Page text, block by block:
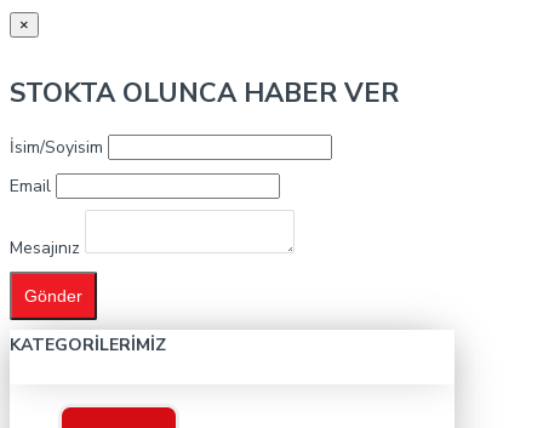
×
STOKTA OLUNCA HABER VER
İsim/Soyisim
Email
Mesajınız
Gönder
KATEGORILERIMIZ